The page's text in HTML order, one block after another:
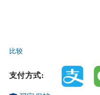
比较
支付方式: